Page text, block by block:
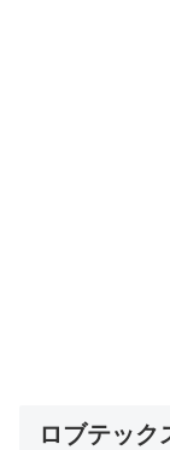
ロブテック